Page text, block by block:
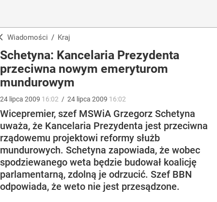
Wiadomości / Kraj
Schetyna: Kancelaria Prezydenta
przeciwna nowym emeryturom
mundurowym
24 lipca 2009 16:02 / 24 lipca 2009 16:02
Wicepremier, szef MSWiA Grzegorz Schetyna
uważa, że Kancelaria Prezydenta jest przeciwna
rządowemu projektowi reformy służb
mundurowych. Schetyna zapowiada, że wobec
spodziewanego weta będzie budował koalicję
parlamentarną, zdolną je odrzucić. Szef BBN
odpowiada, że weto nie jest przesądzone.